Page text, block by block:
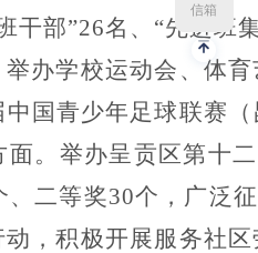
信箱
干部”26名、 “先进班
举办学校运动会、体
国青少年足球联赛
。 举办呈贡区第十
、二等奖30个，广泛
，积极开展服务社